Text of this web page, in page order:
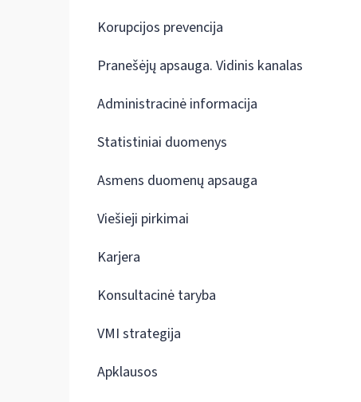
Korupcijos prevencija
Pranešėjų apsauga. Vidinis kanalas
Administracinė informacija
Statistiniai duomenys
Asmens duomenų apsauga
Viešieji pirkimai
Karjera
Konsultacinė taryba
VMI strategija
Apklausos